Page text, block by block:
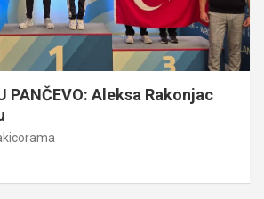
PANČEVO: Aleksa Rakonjac